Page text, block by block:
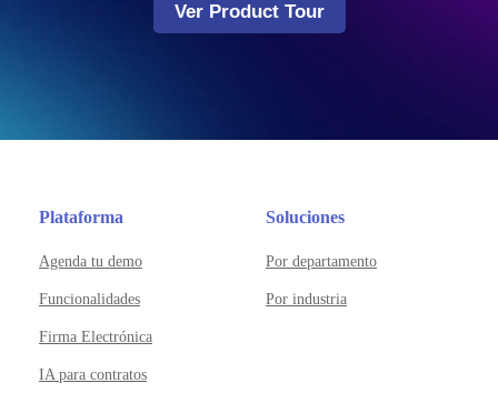
Ver Product Tour
Plataforma
Agenda tu demo
Funcionalidades
Firma Electrónica
IA para contratos
Soluciones
Por departamento
Por industria